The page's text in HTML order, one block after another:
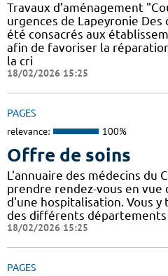
Travaux d’aménagement
urgences de Lapeyronie
été consacrés aux
afin de favoriser la
la cri
18/02/2026 15:25
PAGES
relevance: 100%
Offre de soins
L'annuaire des médecins du
prendre rendez-vous en
d'une hospitalisation. Vous
des différents
18/02/2026 15:25
PAGES